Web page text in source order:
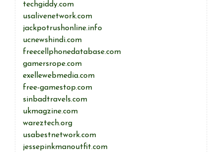
techgiddy.com
usalivenetwork.com
jackpotrushonline.info
ucnewshindi.com
freecellphonedatabase.com
gamersrope.com
exellewebmedia.com
free-gamestop.com
sinbadtravels.com
ukmagzine.com
wareztech.org
usabestnetwork.com
jessepinkmanoutfit.com